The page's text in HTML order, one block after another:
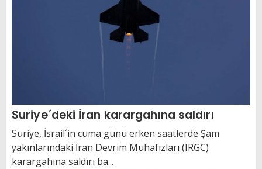
Suriye´deki İran karargahına saldırı
Suriye, İsrail´in cuma günü erken saatlerde Şam
yakınlarındaki İran Devrim Muhafızları (IRGC)
karargahına saldırı ba...